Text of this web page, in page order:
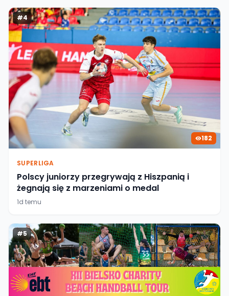
#4
182
SUPERLIGA
Polscy juniorzy przegrywają z Hiszpanią i
żegnają się z marzeniami o medal
1d temu
#5